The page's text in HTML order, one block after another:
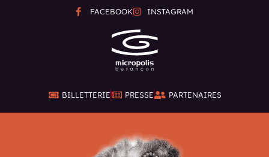
FACEBOOK INSTAGRAM
BILLETTERIE PRESSE PARTENAIRES